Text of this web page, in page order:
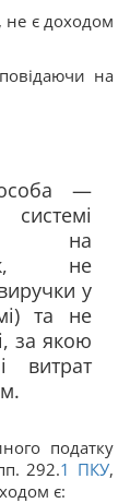
не є доходом
на
—
на
не
у
та не
за якою
витрат
податку
292.1 ПКУ,
є: